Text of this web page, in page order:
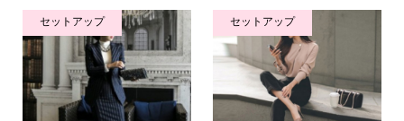
セットアップ セットアップ